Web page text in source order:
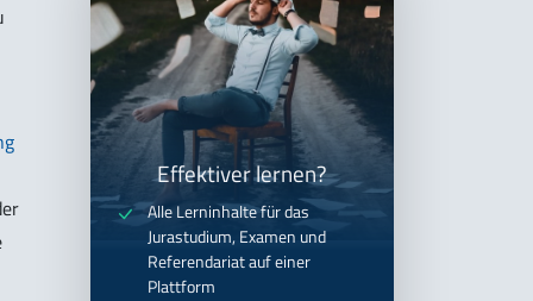
Effektiver lernen?
Alle Lerninhalte für das
Jurastudium, Examen und
Referendariat auf einer
Plattform